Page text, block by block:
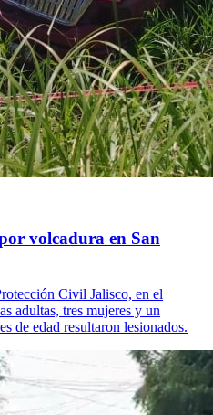
volcadura en San
Civil Jalisco, en el
adultas, tres mujeres y un
de edad resultaron lesionados.